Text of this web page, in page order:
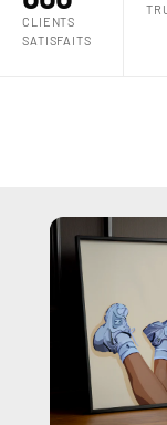
CLIENTS
SATISFAITS